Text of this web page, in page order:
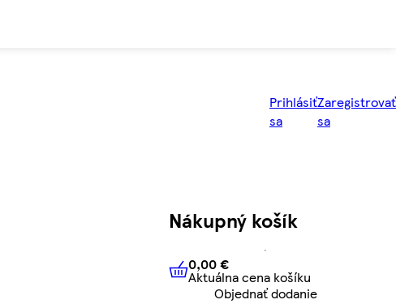
Prihlásiť
sa
Zaregistrovať
sa
Nákupný košík
0,00 € Aktuálna cena košíku
0,00 €
Aktuálna cena košíku
Objednať dodanie